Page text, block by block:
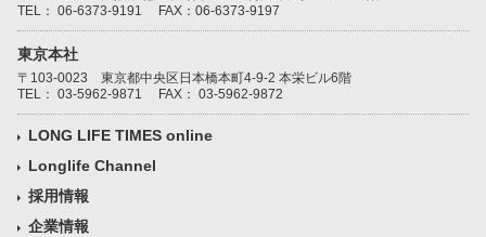
TEL： 06-6373-9191 FAX：06-6373-9197
東京本社
〒103-0023 東京都中央区日本橋本町4-9-2 本栄ビル6階
TEL： 03-5962-9871 FAX： 03-5962-9872
LONG LIFE TIMES online
Longlife Channel
採用情報
企業情報